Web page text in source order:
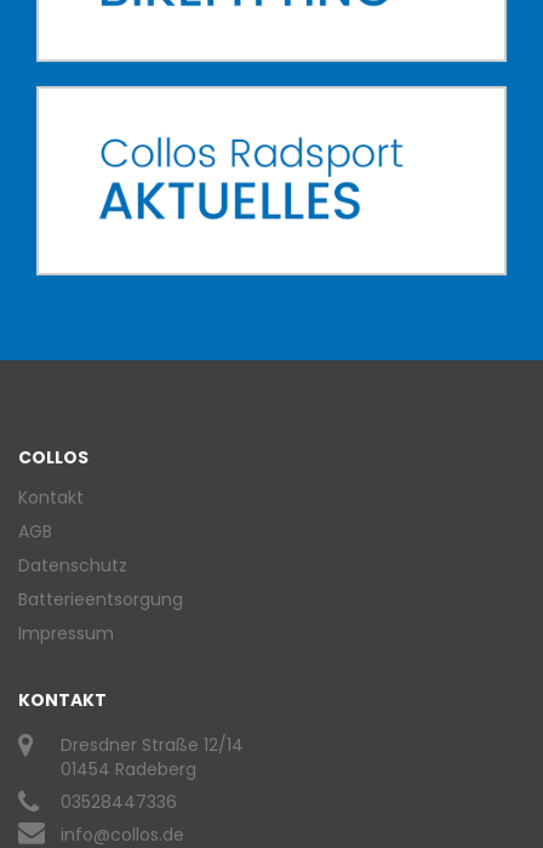
COLLOS
Kontakt
AGB
Datenschutz
Batterieentsorgung
Impressum
KONTAKT
Dresdner Straße 12/14
01454 Radeberg
03528447336
info@collos.de